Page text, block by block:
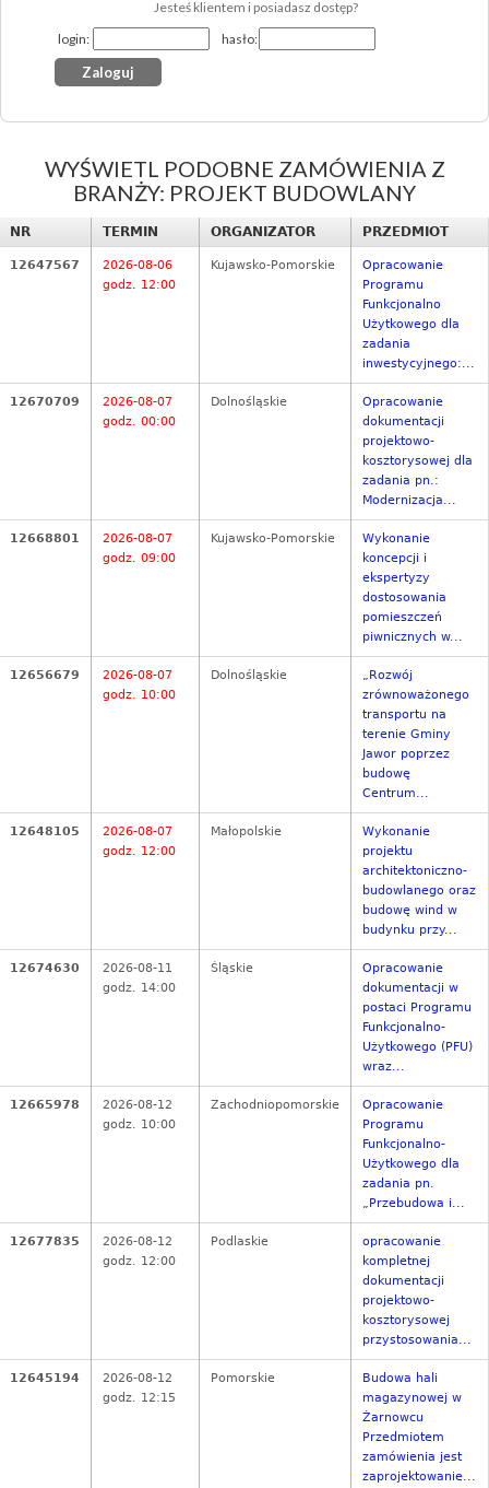
Jesteś klientem i posiadasz dostęp?
login:
hasło:
WYŚWIETL PODOBNE ZAMÓWIENIA Z
BRANŻY: PROJEKT BUDOWLANY
NR TERMIN ORGANIZATOR PRZEDMIOT
12647567
2026-08-06
godz. 12:00
Kujawsko-Pomorskie
Opracowanie
Programu
Funkcjonalno
Użytkowego dla
zadania
inwestycyjnego:...
12670709
2026-08-07
godz. 00:00
Dolnośląskie
Opracowanie
dokumentacji
projektowo-
kosztorysowej dla
zadania pn.:
Modernizacja...
12668801
2026-08-07
godz. 09:00
Kujawsko-Pomorskie
Wykonanie
koncepcji i
ekspertyzy
dostosowania
pomieszczeń
piwnicznych w...
12656679
2026-08-07
godz. 10:00
Dolnośląskie
„Rozwój
zrównoważonego
transportu na
terenie Gminy
Jawor poprzez
budowę
Centrum...
12648105
2026-08-07
godz. 12:00
Małopolskie
Wykonanie
projektu
architektoniczno-
budowlanego oraz
budowę wind w
budynku przy...
12674630
2026-08-11
godz. 14:00
Śląskie
Opracowanie
dokumentacji w
postaci Programu
Funkcjonalno-
Użytkowego (PFU)
wraz...
12665978
2026-08-12
godz. 10:00
Zachodniopomorskie
Opracowanie
Programu
Funkcjonalno-
Użytkowego dla
zadania pn.
„Przebudowa i...
12677835
2026-08-12
godz. 12:00
Podlaskie
opracowanie
kompletnej
dokumentacji
projektowo-
kosztorysowej
przystosowania...
12645194
2026-08-12
godz. 12:15
Pomorskie
Budowa hali
magazynowej w
Żarnowcu
Przedmiotem
zamówienia jest
zaprojektowanie...